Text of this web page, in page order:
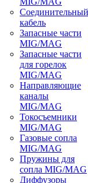
Соединительный
кабель
Запасные части
MIG/MAG
Запасные части
для горелок
MIG/MAG
Направляющие
каналы
MIG/MAG
Токосъемники
MIG/MAG
Газовые сопла
MIG/MAG
Пружины для
сопла MIG/MAG
Диффузоры